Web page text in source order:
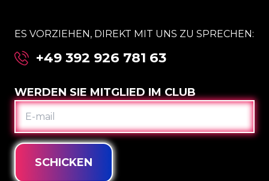
ES VORZIEHEN, DIREKT MIT UNS ZU SPRECHEN:
+49 392 926 781 63
WERDEN SIE MITGLIED IM CLUB
E-
MAIL
SCHICKEN